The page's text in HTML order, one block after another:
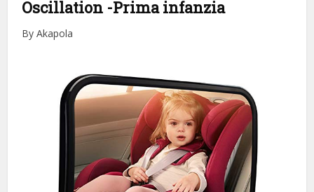
Oscillation -Prima infanzia
By Akapola